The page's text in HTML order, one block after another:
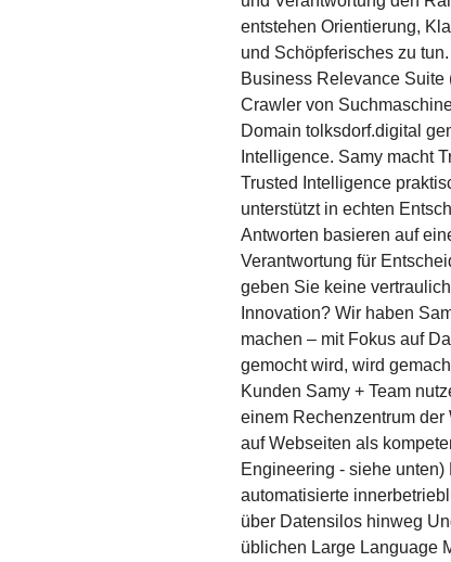
entstehen Orientierung,
und Schöpferisches zu
Business Relevance
Crawler von
Domain tolksdorf.digital
Intelligence. Samy macht
Trusted Intelligence
unterstützt in echten
Antworten basieren auf
Verantwortung für
geben Sie keine
Innovation? Wir haben
machen – mit Fokus auf
gemocht wird, wird
Kunden Samy + Team
einem Rechenzentrum der
auf Webseiten als
Engineering - siehe
automatisierte
über Datensilos hinweg
üblichen Large Language